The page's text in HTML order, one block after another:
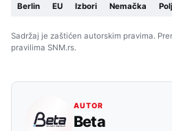
Berlin EU Izbori Nemačka
Sadržaj je zaštićen autorskim pravima.
pravilima SNM.rs.
AUTOR
Beta